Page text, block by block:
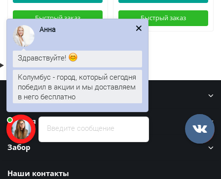
Быстрый заказ Быстрый заказ
Информация
Кровля
Забор
Наши контакты
Введите сообщение
Анна
Здравствуйте!
Колумбус - город, который сегодня
победил в акции и мы доставляем
в него бесплатно